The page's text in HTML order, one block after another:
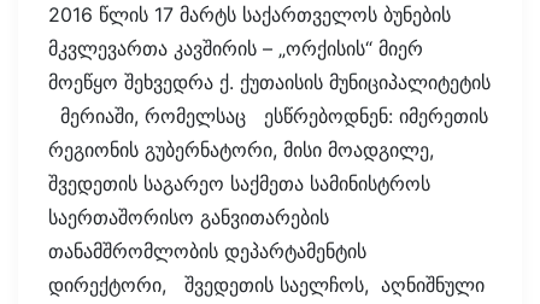
2016 წლის 17 მარტს საქართველოს ბუნების
მკვლევართა კავშირის – „ორქისის“ მიერ
მოეწყო შეხვედრა ქ. ქუთაისის მუნიციპალიტეტის
მერიაში, რომელსაც ესწრებოდნენ: იმერეთის
რეგიონის გუბერნატორი, მისი მოადგილე,
შვედეთის საგარეო საქმეთა სამინისტროს
საერთაშორისო განვითარების
თანამშრომლობის დეპარტამენტის
დირექტორი, შვედეთის საელჩოს, აღნიშნული